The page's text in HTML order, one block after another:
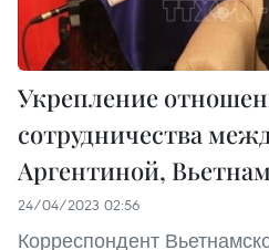
Укрепление
сотрудничества
Аргентиной,
24/04/2023 02:56
Корреспондент